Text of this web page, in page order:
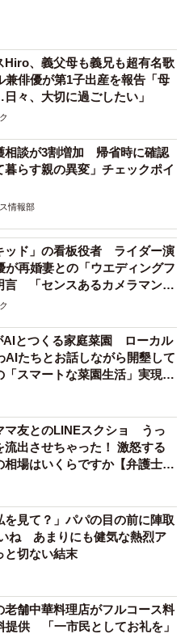
Hiro、義父母も義兄も超有名歌
兼俳優が第1子出産を報告「母
々、大切に過ごしたい」
相談が3割増加 帰省時に確認
暮らす親の異変」チェックポイ
情報部
ッド」の看板役者 ライダー演
が再婚妻との「ウエディングフ
言 「センスあるカメラマン求
AIとつくる家庭菜園 ローカル
AIたちとお話しながら開墾して
スマートな菜園生活」実現な
マ友とのLINEスクショ うっ
流出させちゃった！ 激怒する
場はいくらですか【弁護士が
を見て？」パパの目の前に陣取
ね あまりにも健気な熱烈ア
と切ない結末
老舗中華料理店がフルコース料
提供 「一市民としてお礼を」